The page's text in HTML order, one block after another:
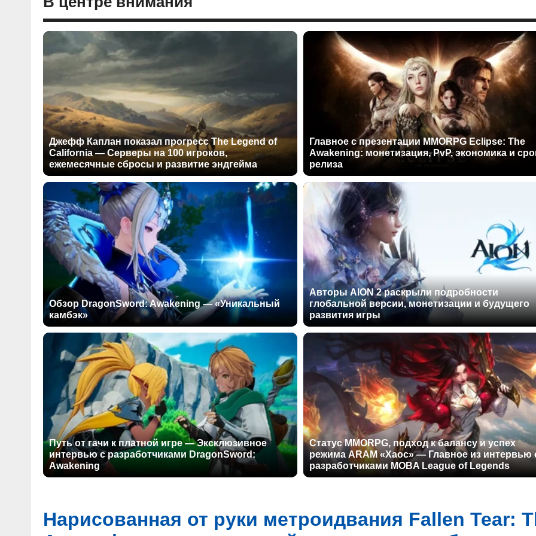
Джефф Каплан показал прогресс The Legend of
California — Серверы на 100 игроков,
ежемесячные сбросы и развитие эндгейма
Главное с презентации MMORPG Eclipse: The
Awakening: монетизация, PvP, экономика и
релиза
Обзор DragonSword: Awakening — «Уникальный
камбэк»
Авторы AION 2 раскрыли подробности
глобальной версии, монетизации и будущего
развития игры
Путь от гачи к платной игре — Эксклюзивное
интервью с разработчиками DragonSword:
Awakening
Статус MMORPG, подход к балансу и успех
режима ARAM «Хаос» — Главное из интервью
разработчиками MOBA League of Legends
Нарисованная от руки метроидвания Fallen Tear: